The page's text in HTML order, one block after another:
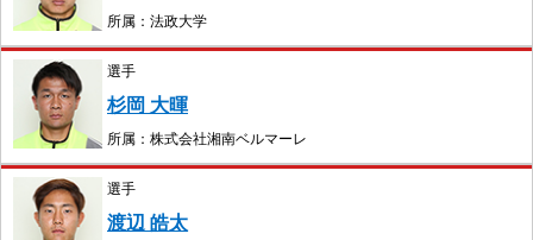
所属：法政大学
選手
杉岡 大暉
所属：株式会社湘南ベルマーレ
選手
渡辺 皓太